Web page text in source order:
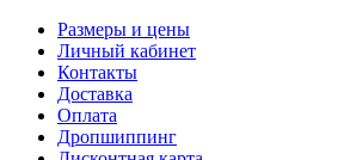
Размеры и цены
Личный кабинет
Контакты
Доставка
Оплата
Дропшиппинг